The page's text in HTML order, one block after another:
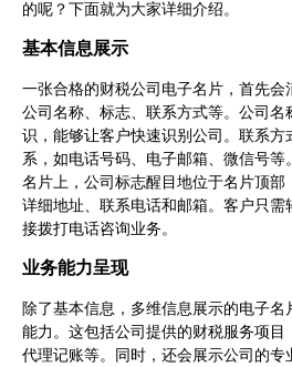
的呢？下面就为大家详细介绍。
基本信息展示
一张合格的财税公司电子名片，首先
公司名称、标志、联系方式等。公司名
识，能够让客户快速识别公司。联系方
系，如电话号码、电子邮箱、微信号
名片上，公司标志醒目地位于名片顶部
详细地址、联系电话和邮箱。客户只需
接拨打电话咨询业务。
业务能力呈现
除了基本信息，多维信息展示的电子
能力。这包括公司提供的财税服务项目
代理记账等。同时，还会展示公司的专